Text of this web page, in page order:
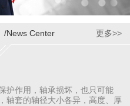
/News Center 更多>>
作用，轴承损坏，也只可能
轴套的轴径大小各异，高度、厚